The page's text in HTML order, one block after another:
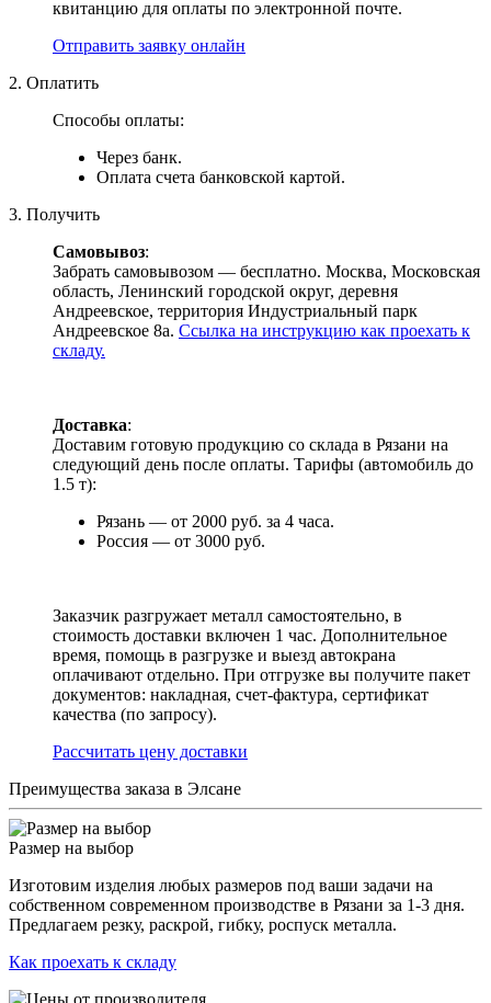
квитанцию для оплаты по электронной почте.
Отправить заявку онлайн
2. Оплатить
Способы оплаты:
Через банк.
Оплата счета банковской картой.
3. Получить
Самовывоз:
Забрать самовывозом — бесплатно. Москва, Московская
область, Ленинский городской округ, деревня
Андреевское, территория Индустриальный парк
Андреевское 8а. Ссылка на инструкцию как проехать к
складу.
Доставка:
Доставим готовую продукцию со склада в Рязани на
следующий день после оплаты. Тарифы (автомобиль до
1.5 т):
Рязань — от 2000 руб. за 4 часа.
Россия — от 3000 руб.
Заказчик разгружает металл самостоятельно, в
стоимость доставки включен 1 час. Дополнительное
время, помощь в разгрузке и выезд автокрана
оплачивают отдельно. При отгрузке вы получите пакет
документов: накладная, счет-фактура, сертификат
качества (по запросу).
Раcсчитать цену доставки
Преимущества заказа в Элсане
Размер на выбор
Изготовим изделия любых размеров под ваши задачи на
собственном современном производстве в Рязани за 1-3 дня.
Предлагаем резку, раскрой, гибку, роспуск металла.
Как проехать к складу